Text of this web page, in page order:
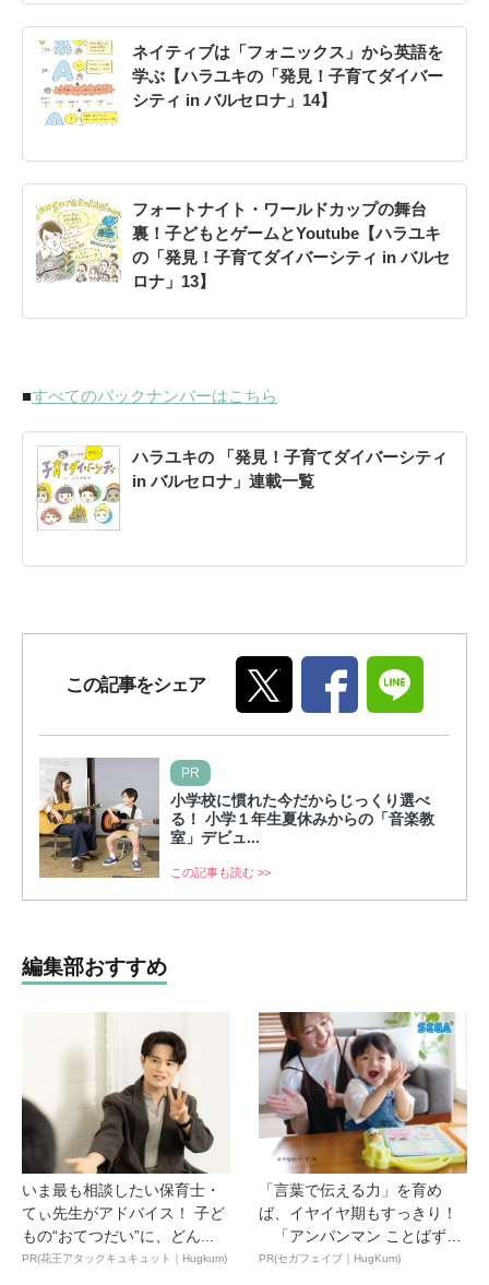
ネイティブは「フォニックス」から英語を
学ぶ【ハラユキの「発見！子育てダイバー
シティ in バルセロナ」14】
フォートナイト・ワールドカップの舞台
裏！子どもとゲームとYoutube【ハラユキ
の「発見！子育てダイバーシティ in バルセ
ロナ」13】
■すべてのバックナンバーはこちら
ハラユキの 「発見！子育てダイバーシティ
in バルセロナ」連載一覧
この記事をシェア
PR
小学校に慣れた今だからじっくり選べ
る！ 小学１年生夏休みからの「音楽教
室」デビュ...
この記事も読む >>
編集部おすすめ
いま最も相談したい保育士・
てぃ先生がアドバイス！ 子ど
もの“おてつだい”に、どん...
PR(花王アタックキュキュット｜Hugkum)
「言葉で伝える力」を育め
ば、イヤイヤ期もすっきり！
「アンパンマン ことばずか
ん...
PR(セガフェイブ｜HugKum)